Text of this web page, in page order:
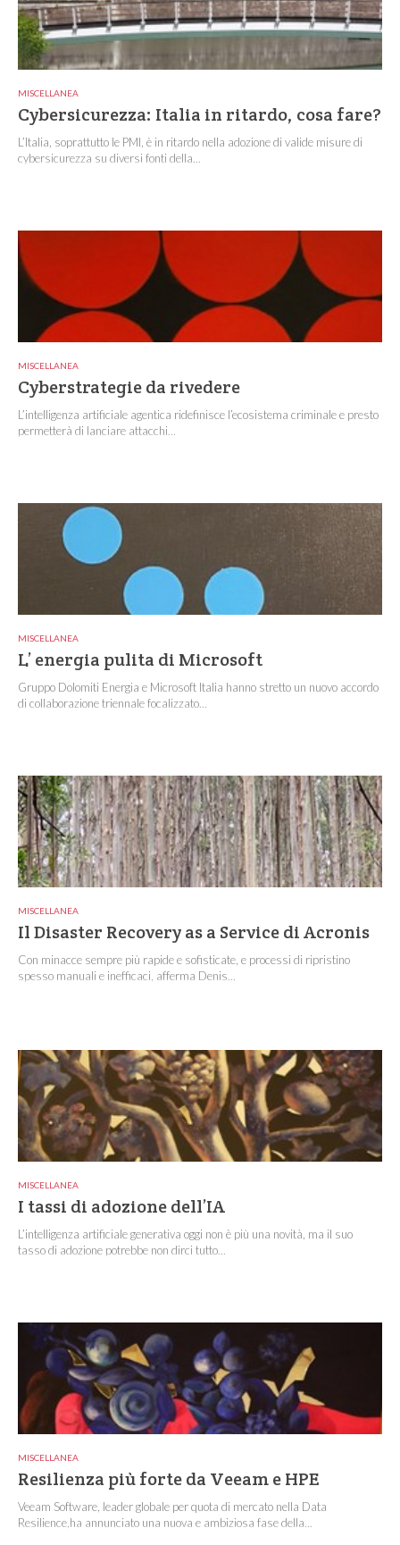
MISCELLANEA
Cybersicurezza: Italia in ritardo, cosa fare?
L’Italia, soprattutto le PMI, è in ritardo nella adozione di valide misure di
cybersicurezza su diversi fonti della...
MISCELLANEA
Cyberstrategie da rivedere
L’intelligenza artificiale agentica ridefinisce l’ecosistema criminale e presto
permetterà di lanciare attacchi...
MISCELLANEA
L’ energia pulita di Microsoft
Gruppo Dolomiti Energia e Microsoft Italia hanno stretto un nuovo accordo
di collaborazione triennale focalizzato...
MISCELLANEA
Il Disaster Recovery as a Service di Acronis
Con minacce sempre più rapide e sofisticate, e processi di ripristino
spesso manuali e inefficaci, afferma Denis...
MISCELLANEA
I tassi di adozione dell’IA
L’intelligenza artificiale generativa oggi non è più una novità, ma il suo
tasso di adozione potrebbe non dirci tutto...
MISCELLANEA
Resilienza più forte da Veeam e HPE
Veeam Software, leader globale per quota di mercato nella Data
Resilience,ha annunciato una nuova e ambiziosa fase della...